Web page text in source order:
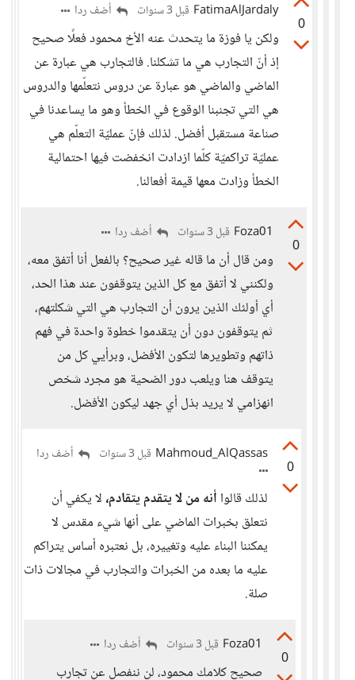
0
FatimaAlJardaly قبل 3 سنوات أضف ردا
ولكن يا فوزة ما يتحدث عنه الأخ محمود فعلًا صحيح
إذ أنّ التجارب هي ما تشكلنا. فالتجارب هي عبارة عن
الماضي والماضي هو عبارة عن دروس نتعلّمها والدروس
هي التي تجنبنا الوقوع في الخطأ وهو ما يساعدنا في
صناعة مستقبل أفضل. لذلك فإنّ عمليّة التعلّم هي
عمليّة تراكميّة كلّما ازدادت انخفضت فيها احتمالية
الخطأ وزادت معها قيمة أفعالنا.
0
Foza01 قبل 3 سنوات أضف ردا
ومن قال أن ما قاله غير صحيح؟ بالفعل أنا أتفق معه،
ولكنني لا أتفق مع كل الذين يتوقفون عند هذا الحد،
أي أولئك الذين يرون أن التجارب هي التي شكلتهم،
ثم يتوقفون دون أن يتقدموا خطوة واحدة في فهم
ذاتهم وتطويرها لتكون الأفضل، وبرأيي كل من
يتوقف هنا ويلعب دور الضحية هو مجرد شخص
انهزامي لا يريد بذل أي جهد ليكون الأفضل.
0
Mahmoud_AlQassas قبل 3 سنوات أضف ردا
لذلك قالوا أنه من لا يتقدم يتقادم، لا يكفي أن
نتعلق بخبرات الماضي على أنها شيء مقدس لا
يمكننا البناء عليه وتغييره، بل نعتبره أساس يتراكم
عليه ما بعده من الخبرات والتجارب في مجالات ذات
صلة.
0
Foza01 قبل 3 سنوات أضف ردا
صحيح كلامك محمود، لن ننفصل عن تجارب